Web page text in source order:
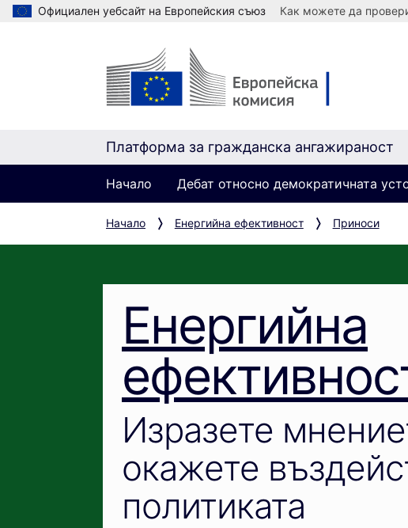
Официален уебсайт на Европейския съюз Как можете да
Платформа за гражданска ангажираност
Начало Дебат относно демократичната
Начало Енергийна ефективност Приноси
Енергийна
Изразете
окажете
политиката